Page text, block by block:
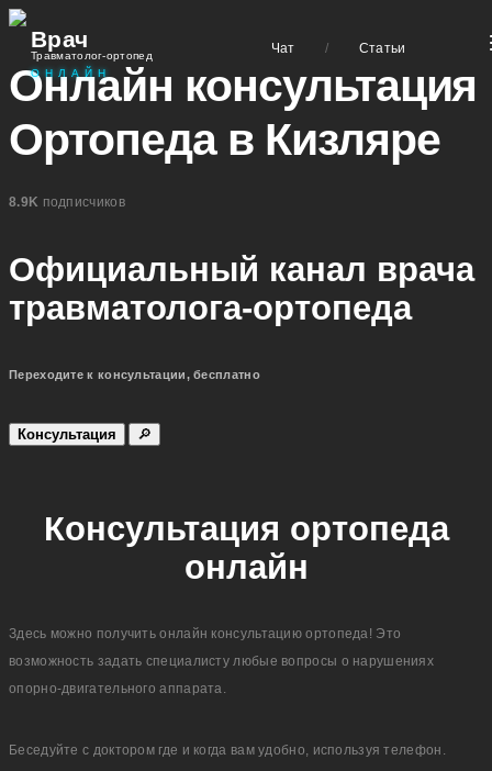
Врач
Травматолог-ортопед
ОНЛАЙН
Чат / Статьи
Онлайн консультация
Ортопеда в Кизляре
8.9K подписчиков
Официальный канал врача
травматолога-ортопеда
Переходите к консультации, бесплатно
Консультация 🔎
Консультация ортопеда
онлайн
Здесь можно получить онлайн консультацию ортопеда! Это
возможность задать специалисту любые вопросы о нарушениях
опорно-двигательного аппарата.
Беседуйте с доктором где и когда вам удобно, используя телефон.